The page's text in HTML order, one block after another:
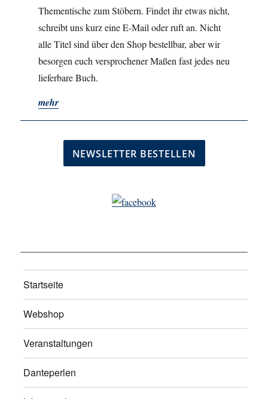
Thementische zum Stöbern. Findet ihr etwas nicht,
schreibt uns kurz eine E-Mail oder ruft an. Nicht
alle Titel sind über den Shop bestellbar, aber wir
besorgen euch versprochener Maßen fast jedes neu
lieferbare Buch.
mehr
Startseite
Webshop
Veranstaltungen
Danteperlen